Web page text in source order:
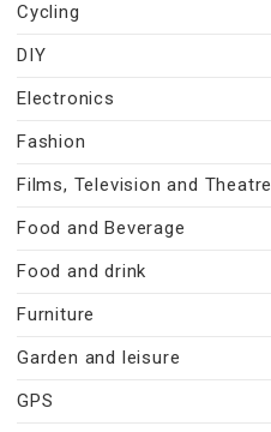
Cycling
DIY
Electronics
Fashion
Films, Television and Theatre
Food and Beverage
Food and drink
Furniture
Garden and leisure
GPS